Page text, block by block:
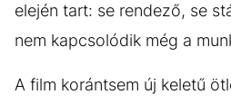
elején tart: se rendező, se
nem kapcsolódik még a
A film korántsem új keletű